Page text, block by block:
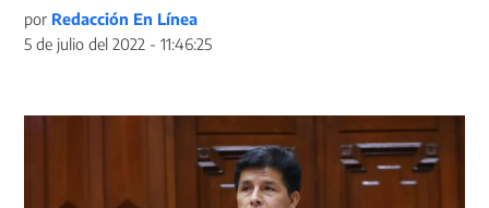
por Redacción En Línea
5 de julio del 2022 - 11:46:25